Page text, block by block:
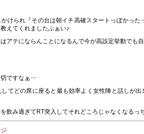
けられ『その台は朝イチ高確スタートっぽかっ
えてくれましたぶぁい♪
アテにならんことになるんで今が高設定挙動でも
ですなぁ‥
てどの席に座ると最も効率よく女性陣と話しが
飲み過ぎてRT突入してそれどころじゃなくなるっ